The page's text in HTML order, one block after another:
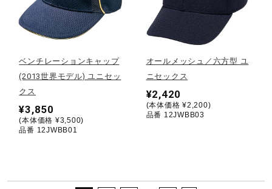
サポート
直営店一覧
取扱店一覧
ベンチレーションキャップ
(2013世界モデル) ユニセッ
クス
¥3,850
(本体価格 ¥3,500)
品番 12JWBB01
オールメッシュ／六方型 ユ
ニセックス
¥2,420
(本体価格 ¥2,200)
品番 12JWBB03